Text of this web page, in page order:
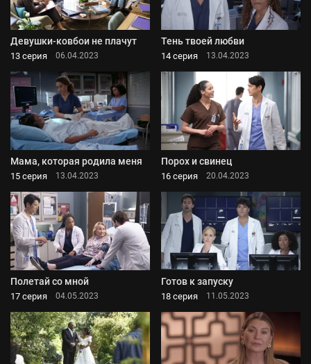
Девушки-ковбои не плачут
13 серия 06.04.2023
Тень твоей любви
14 серия 13.04.2023
Мама, которая родила меня
15 серия 13.04.2023
Порох и свинец
16 серия 20.04.2023
Полетай со мной
17 серия 04.05.2023
Готов к запуску
18 серия 11.05.2023